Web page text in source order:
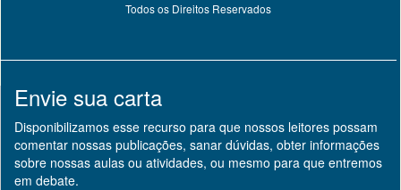
Todos os Direitos Reservados
Envie sua carta
Disponibilizamos esse recurso para que nossos leitores possam
comentar nossas publicações, sanar dúvidas, obter informações
sobre nossas aulas ou atividades, ou mesmo para que entremos
em debate.